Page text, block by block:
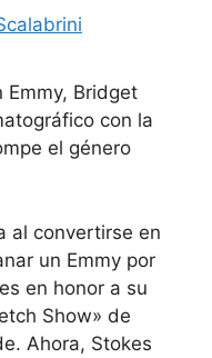
Bridget
con la
el género
al convertirse en
un Emmy por
en honor a su
Show» de
Ahora, Stokes